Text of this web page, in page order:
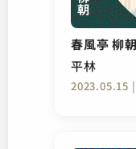
春風亭 柳朝
平林
2023.05.15